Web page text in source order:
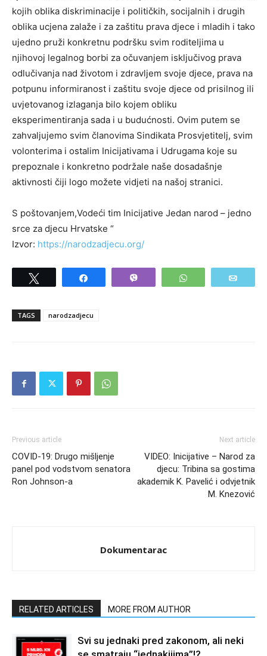
kojih oblika diskriminacije i političkih, socijalnih i drugih
oblika ucjena zalaže i za zaštitu prava djece i mladih i tako
ujedno pruži konkretnu podršku svim roditeljima u
njihovoj legalnog borbi za očuvanjem isključivog prava
odlučivanja nad životom i zdravljem svoje djece, prava na
potpunu informiranost i zaštitu svoje djece od prisilnog ili
uvjetovanog izlaganja bilo kojem obliku
eksperimentiranja sada i u budućnosti. Ovim putem se
zahvaljujemo svim članovima Sindikata Prosvjetitelj, svim
volonterima i ostalim Inicijativama i Udrugama koje su
prepoznale i konkretno podržale naše dosadašnje
aktivnosti čiji logo možete vidjeti na našoj stranici.
S poštovanjem,Vodeći tim Inicijative Jedan narod – jedno
srce za djecu Hrvatske “
Izvor: https://narodzadjecu.org/
WhatsApp
TAGS narodzadjecu
Previous article
COVID-19: Drugo mišljenje
panel pod vodstvom senatora
Ron Johnson-a
Next article
VIDEO: Inicijative – Narod za
djecu: Tribina sa gostima
akademik K. Pavelić i odvjetnik
M. Knezović
Dokumentarac
RELATED ARTICLES MORE FROM AUTHOR
Svi su jednaki pred zakonom, ali neki